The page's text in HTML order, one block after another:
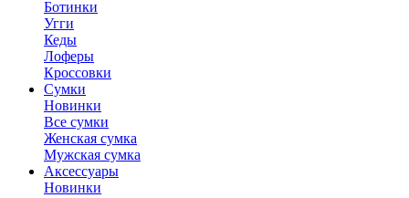
Ботинки
Угги
Кеды
Лоферы
Кроссовки
Сумки
Новинки
Все сумки
Женская сумка
Мужская сумка
Аксессуары
Новинки